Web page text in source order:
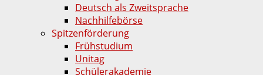
Deutsch als Zweitsprache
Nachhilfebörse
Spitzenförderung
Frühstudium
Unitag
Schülerakademie